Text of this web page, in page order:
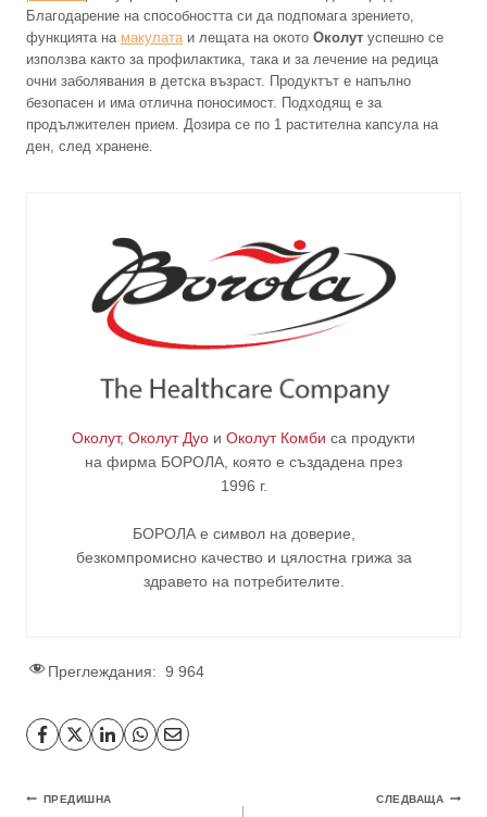
Благодарение на способността си да подпомага зрението,
функцията на макулата и лещата на окото Околут успешно се
използва както за профилактика, така и за лечение на редица
очни заболявания в детска възраст. Продуктът е напълно
безопасен и има отлична поносимост. Подходящ е за
продължителен прием. Дозира се по 1 растителна капсула на
ден, след хранене.
Околут, Околут Дуо и Околут Комби са продукти
на фирма БОРОЛА , която е създадена през
1996 г.
БОРОЛА е символ на доверие,
безкомпромисно качество и цялостна грижа за
здравето на потребителите
Преглеждания: 9 964
ПРЕДИШНА СЛЕДВАЩА